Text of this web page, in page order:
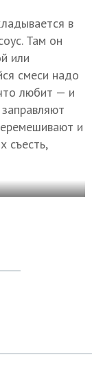
в
Там он
или
смеси надо
любит — и
и
съесть,